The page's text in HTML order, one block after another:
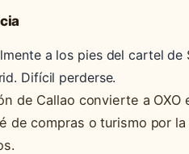
a los pies del cartel de
Difícil perderse.
de Callao convierte a OXO
de compras o turismo por